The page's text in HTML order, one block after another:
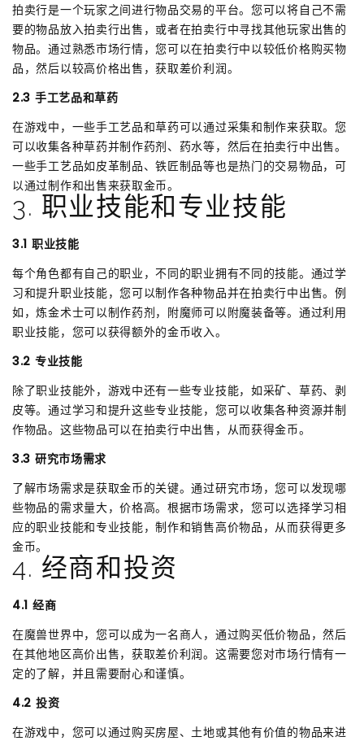
拍卖行是一个玩家之间进行物品交易的平台。您可以将自己不需
要的物品放入拍卖行出售，或者在拍卖行中寻找其他玩家出售的
物品。通过熟悉市场行情，您可以在拍卖行中以较低价格购买物
品，然后以较高价格出售，获取差价利润。
2.3 手工艺品和草药
在游戏中，一些手工艺品和草药可以通过采集和制作来获取。您
可以收集各种草药并制作药剂、药水等，然后在拍卖行中出售。
一些手工艺品如皮革制品、铁匠制品等也是热门的交易物品，可
以通过制作和出售来获取金币。
3. 职业技能和专业技能
3.1 职业技能
每个角色都有自己的职业，不同的职业拥有不同的技能。通过学
习和提升职业技能，您可以制作各种物品并在拍卖行中出售。例
如，炼金术士可以制作药剂，附魔师可以附魔装备等。通过利用
职业技能，您可以获得额外的金币收入。
3.2 专业技能
除了职业技能外，游戏中还有一些专业技能，如采矿、草药、剥
皮等。通过学习和提升这些专业技能，您可以收集各种资源并制
作物品。这些物品可以在拍卖行中出售，从而获得金币。
3.3 研究市场需求
了解市场需求是获取金币的关键。通过研究市场，您可以发现哪
些物品的需求量大，价格高。根据市场需求，您可以选择学习相
应的职业技能和专业技能，制作和销售高价物品，从而获得更多
金币。
4. 经商和投资
4.1 经商
在魔兽世界中，您可以成为一名商人，通过购买低价物品，然后
在其他地区高价出售，获取差价利润。这需要您对市场行情有一
定的了解，并且需要耐心和谨慎。
4.2 投资
在游戏中，您可以通过购买房屋、土地或其他有价值的物品来进